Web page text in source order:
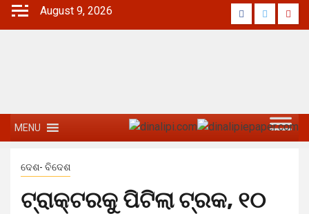
August 9, 2026
MENU
ଦେଶ- ବିଦେଶ
ଟ୍ରାକ୍ଟରକୁ ପିଟିଲା ଟ୍ରକ, ୧୦